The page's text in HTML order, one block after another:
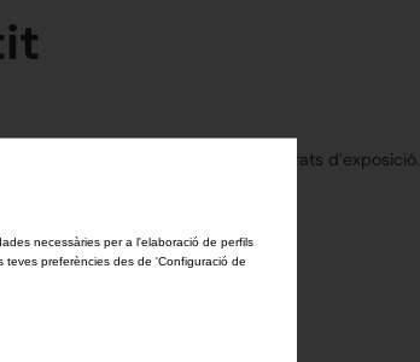
Més de 3.500 metres quadrats d’exposició.
necessàries per a l'elaboració de perfils
preferències des de 'Configuració de